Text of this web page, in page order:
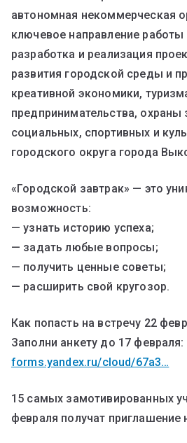
автономная некоммерческая
ключевое направление работы
разработка и реализация
развития городской среды и
креативной экономики,
предпринимательства, охраны
социальных, спортивных и
городского округа города
«Городской завтрак» — это
возможность:
— узнать историю успеха;
— задать любые вопросы;
— получить ценные советы;
— расширить свой кругозор.
Как попасть на встречу 22
Заполни анкету до 17 февраля:
forms.yandex.ru/cloud/67a3…
15 самых замотивированных
февраля получат приглашение